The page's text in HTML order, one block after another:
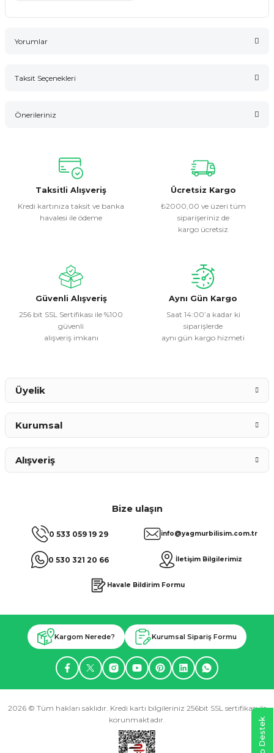
Yorumlar
Taksit Seçenekleri
Önerileriniz
konularda yetersiz gördüğünüz noktaları öneri formunu
kullanarak tarafımıza iletebilirsiniz.
Görüş ve önerileriniz için teşekkür ederiz.
Ürün resmi kalitesiz, bozuk veya görüntülenemiyor.
Ürün fiyatı diğer sitelerden daha pahalı.
Bu ürüne benzer farklı alternatifler olmalı.
Taksitli Alışveriş
Kredi kartınıza taksit ve banka
havalesi ile ödeme
Ücretsiz Kargo
₺2000,00 ve üzeri tüm
siparişeriniz de
kargo ücretsiz
Güvenli Alışveriş
256 bit SSL Sertifikası ile %100
güvenli
alışveriş imkanı
Aynı Gün Kargo
Saat 14:00’a kadar ki
siparişlerde
aynı gün kargo hizmeti
Bize ulaşın
0 533 059 19 29
0 530 321 20 66
info@yagmurbilisim.com.tr
İletişim Bilgilerimiz
Havale Bildirim Formu
Üyelik
Kurumsal
Alışveriş
Kargom Nerede? Kurumsal Sipariş Formu
2026 © Tüm hakları saklıdır. Kredi kartı bilgileriniz 256bit SSL sertifikası ile
korunmaktadır.